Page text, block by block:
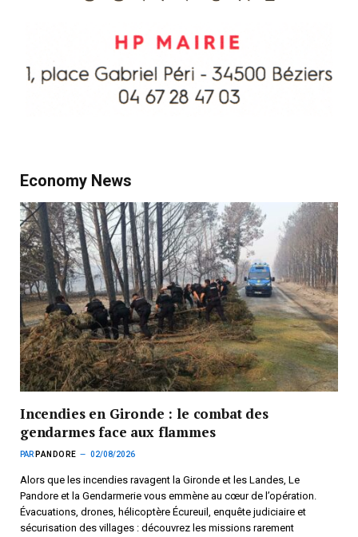
Economy News
Incendies en Gironde : le combat des
gendarmes face aux flammes
PAR PANDORE 02/08/2026
Alors que les incendies ravagent la Gironde et les Landes, Le
Pandore et la Gendarmerie vous emmène au cœur de l’opération.
Évacuations, drones, hélicoptère Écureuil, enquête judiciaire et
sécurisation des villages : découvrez les missions rarement